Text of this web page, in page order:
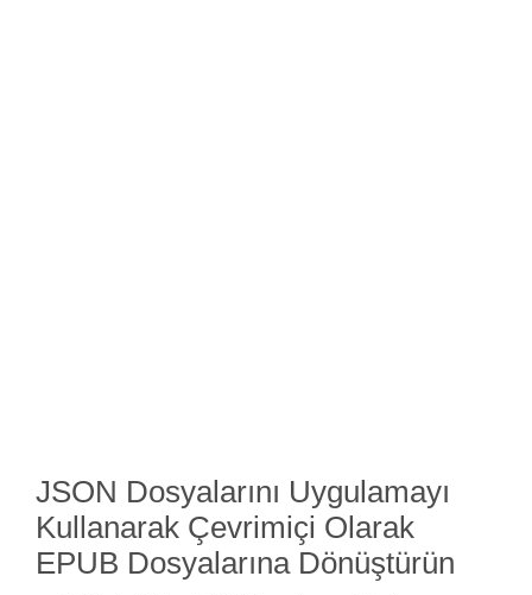
JSON Dosyalarını Uygulamayı
Kullanarak Çevrimiçi Olarak
EPUB Dosyalarına Dönüştürün